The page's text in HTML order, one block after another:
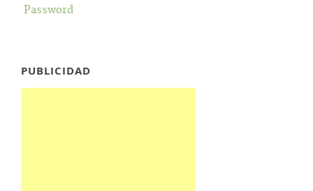
Password
PUBLICIDAD